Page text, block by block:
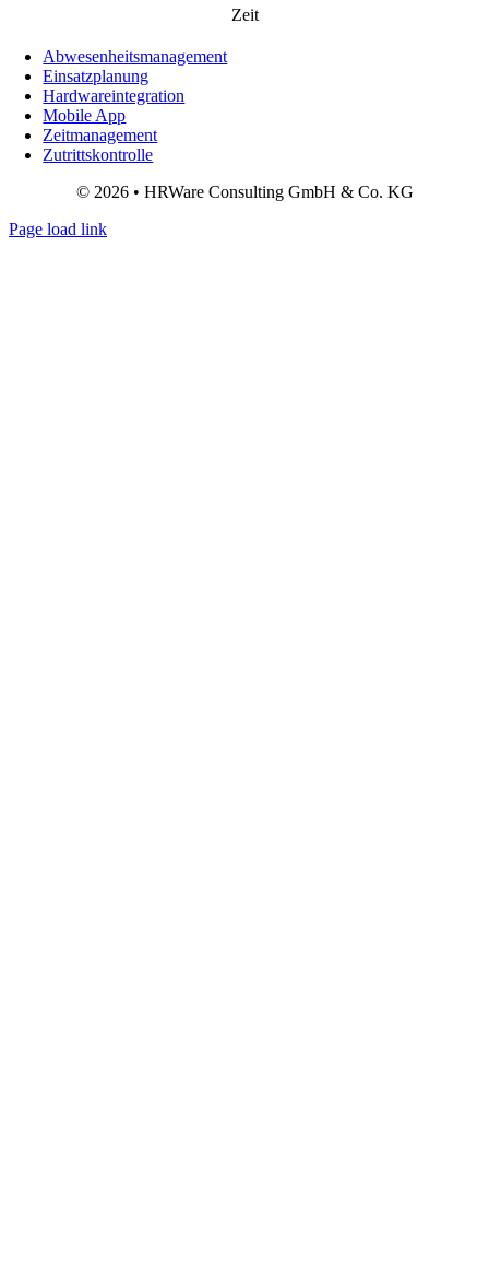
Zeit
Abwesenheitsmanagement
Einsatzplanung
Hardwareintegration
Mobile App
Zeitmanagement
Zutrittskontrolle
© 2026 • HRWare Consulting GmbH & Co. KG
Page load link